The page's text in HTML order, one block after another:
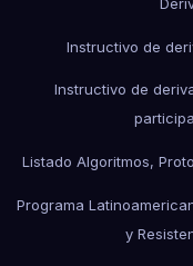
Instructivo de
Instructivo de
Listado Algoritmos,
Programa
y